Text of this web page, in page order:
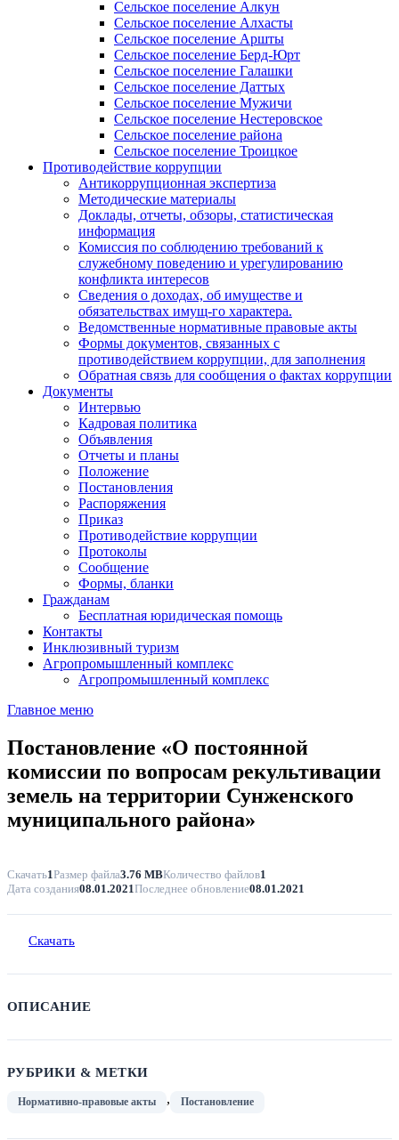
Сельское поселение Алкун
Сельское поселение Алхасты
Сельское поселение Аршты
Сельское поселение Берд-Юрт
Сельское поселение Галашки
Сельское поселение Даттых
Сельское поселение Мужичи
Сельское поселение Нестеровское
Сельское поселение района
Сельское поселение Троицкое
Противодействие коррупции
Антикоррупционная экспертиза
Методические материалы
Доклады, отчеты, обзоры, статистическая
информация
Комиссия по соблюдению требований к
служебному поведению и урегулированию
конфликта интересов
Сведения о доходах, об имуществе и
обязательствах имущ-го характера.
Ведомственные нормативные правовые акты
Формы документов, связанных с
противодействием коррупции, для заполнения
Обратная связь для сообщения о фактах коррупции
Документы
Интервью
Кадровая политика
Объявления
Отчеты и планы
Положение
Постановления
Распоряжения
Приказ
Противодействие коррупции
Протоколы
Сообщение
Формы, бланки
Гражданам
Бесплатная юридическая помощь
Контакты
Инклюзивный туризм
Агропромышленный комплекс
Агропромышленный комплекс
Главное меню
Постановление «О постоянной
комиссии по вопросам рекультивации
земель на территории Сунженского
муниципального района»
Скачать1Размер файла3.76 MBКоличество файлов1
Дата создания08.01.2021Последнее обновление08.01.2021
Скачать
ОПИСАНИЕ
РУБРИКИ & МЕТКИ
Нормативно-правовые акты , Постановление